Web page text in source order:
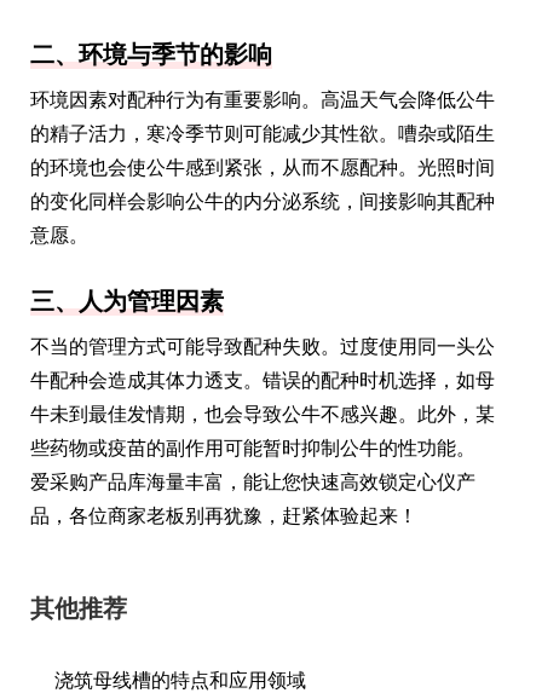
二、环境与季节的影响
环境因素对配种行为有重要影响。高温天气会降低公牛
的精子活力，寒冷季节则可能减少其性欲。嘈杂或陌生
的环境也会使公牛感到紧张，从而不愿配种。光照时间
的变化同样会影响公牛的内分泌系统，间接影响其配种
意愿。
三、人为管理因素
不当的管理方式可能导致配种失败。过度使用同一头公
牛配种会造成其体力透支。错误的配种时机选择，如母
牛未到最佳发情期，也会导致公牛不感兴趣。此外，某
些药物或疫苗的副作用可能暂时抑制公牛的性功能。
爱采购产品库海量丰富，能让您快速高效锁定心仪产
品，各位商家老板别再犹豫，赶紧体验起来！
其他推荐
浇筑母线槽的特点和应用领域